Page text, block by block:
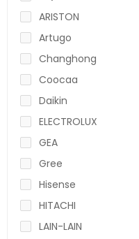
ARISTON
Artugo
Changhong
Coocaa
Daikin
ELECTROLUX
GEA
Gree
Hisense
HITACHI
LAIN-LAIN